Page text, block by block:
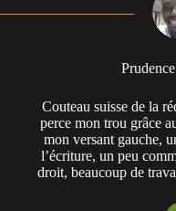
Couteau suisse de la
perce mon trou grâce
mon versant gauche,
l’écriture, un peu
droit, beaucoup de